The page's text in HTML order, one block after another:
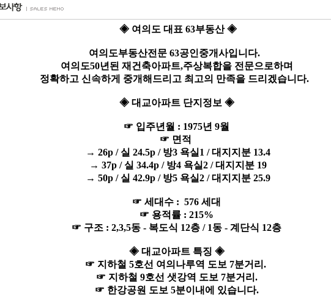
◈ 여의도 대표 63부동산 ◈
여의도부동산전문 63공인중개사입니다.
여의도50년된 재건축아파트,주상복합을 전문으로하며
정확하고 신속하게 중개해드리고 최고의 만족을 드리겠습니다.
◈ 대교아파트 단지정보 ◈
☞ 입주년월 : 1975년 9월
☞ 면적
→ 26p / 실 24.5p / 방3 욕실1 / 대지지분 13.4
→ 37p / 실 34.4p / 방4 욕실2 / 대지지분 19
→ 50p / 실 42.9p / 방5 욕실2 / 대지지분 25.9
☞ 세대수 : 576 세대
☞ 용적률 : 215%
☞ 구조 : 2,3,5동 - 복도식 12층 / 1동 - 계단식 12층
◈ 대교아파트 특징 ◈
☞ 지하철 5호선 여의나루역 도보 7분거리.
☞ 지하철 9호선 샛강역 도보 7분거리.
☞ 한강공원 도보 5분이내에 있습니다.